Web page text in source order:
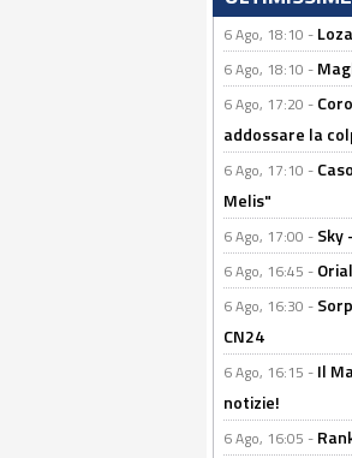
6 Ago, 18:10 -
6 Ago, 18:10 -
6 Ago, 17:20 -
addossare la
6 Ago, 17:10 -
Melis"
6 Ago, 17:00 - Sky
6 Ago, 16:45 -
6 Ago, 16:30 -
CN24
6 Ago, 16:15 - Il
notizie!
6 Ago, 16:05 -